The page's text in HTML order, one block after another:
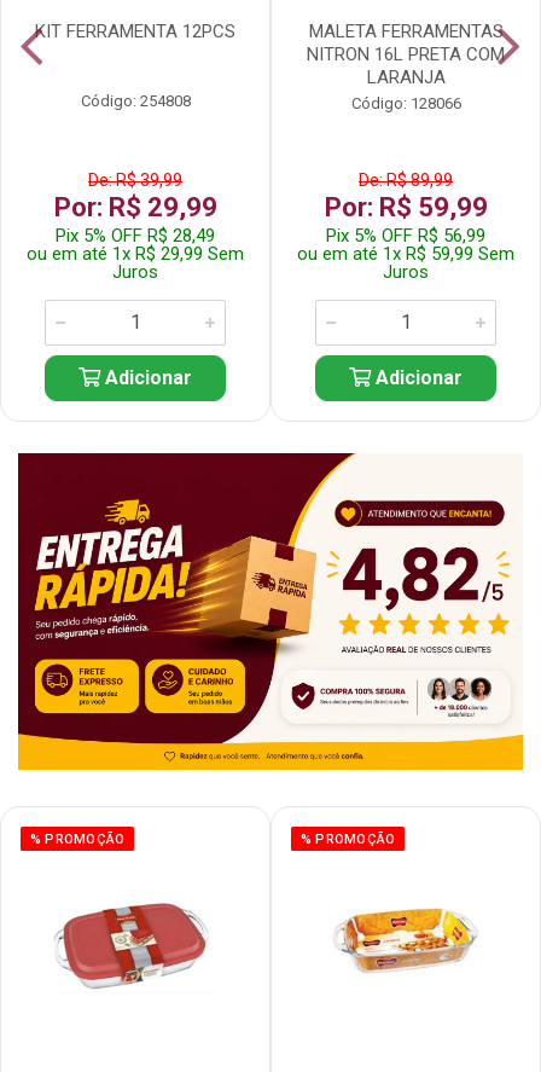
KIT FERRAMENTA 12PCS
Código: 254808
De: R$ 39,99
Por: R$ 29,99
Pix 5% OFF R$ 28,49
ou em até 1x R$ 29,99 Sem
Juros
Adicionar
MALETA FERRAMENTAS
NITRON 16L PRETA COM
LARANJA
Código: 128066
De: R$ 89,99
Por: R$ 59,99
Pix 5% OFF R$ 56,99
ou em até 1x R$ 59,99 Sem
Juros
Adicionar
% PROMOÇÃO % PROMOÇÃO